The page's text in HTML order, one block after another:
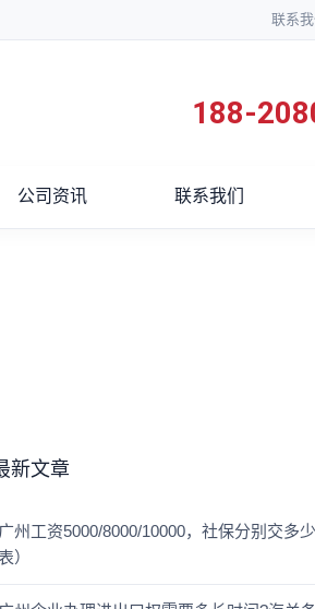
联系我
188-
公司资讯 联系我们
新文章
州工资5000/8000/10000，社保分别交多
）